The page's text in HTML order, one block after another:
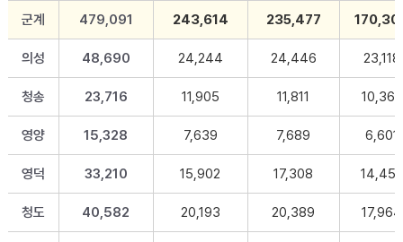
군계 479,091 243,614 235,477
의성 48,690 24,244 24,446 23,118
청송 23,716 11,905 11,811 10,367
영양 15,328 7,639 7,689 6,601
영덕 33,210 15,902 17,308 14,452
청도 40,582 20,193 20,389 17,964